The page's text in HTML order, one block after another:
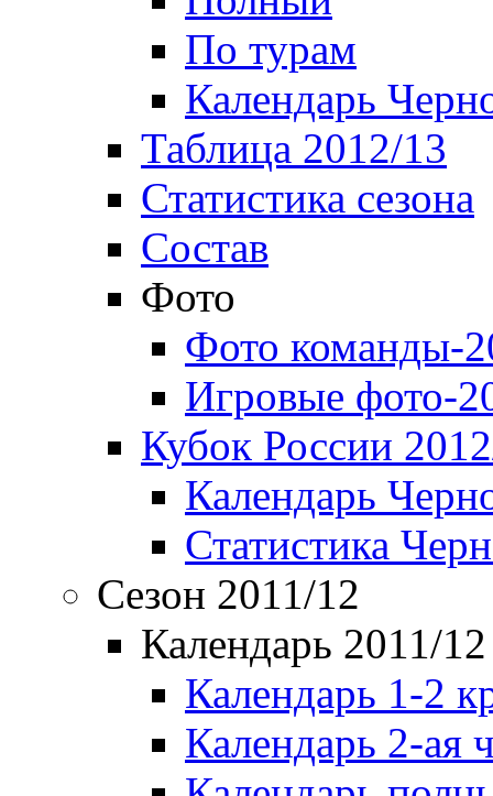
По турам
Календарь
Таблица 2012/13
Статистика сезона
Состав
Фото
Фото команды-
Игровые фото-
Кубок России
Календарь
Статистика
Сезон 2011/12
Календарь 2011/12
Календарь 1-2
Календарь 2-ая